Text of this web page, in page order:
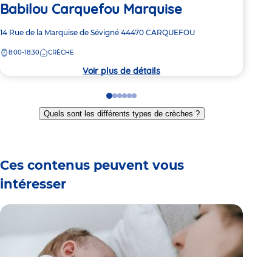
Babilou Carquefou Marquise
Adresse
la
14 Rue de la Marquise de Sévigné 44470 CARQUEFOU
8:00-18:30 CRÈCHE
Voir plus de détails
Go
to
slide
Go
to
slide
Go
to
slide
Go
to
slide
Go
to
slide
Go
to
slide
Quels sont les différents types de crèches ?
Ces contenus peuvent vous
intéresser